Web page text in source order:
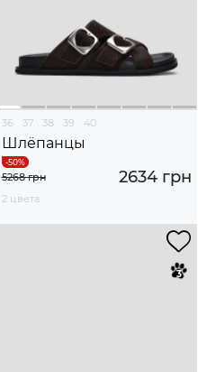
36 37 38 39 40
Шлёпанцы
2634 грн
5268 грн
2 цвета